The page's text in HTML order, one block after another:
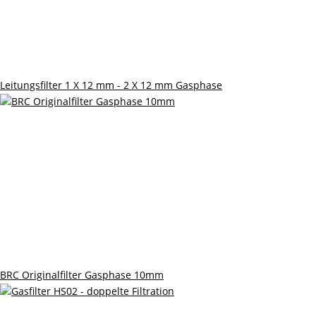
Leitungsfilter 1 X 12 mm - 2 X 12 mm Gasphase
BRC Originalfilter Gasphase 10mm